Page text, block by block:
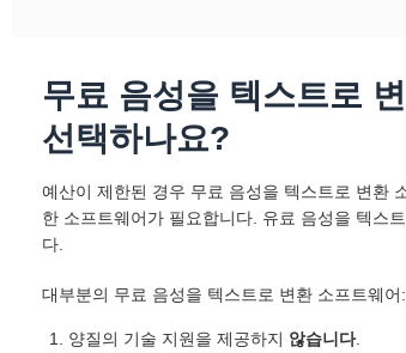
무료 음성을 텍스트로
선택하나요?
예산이 제한된 경우 무료 음성을 텍스트로 변환
한 소프트웨어가 필요합니다. 유료 음성을 텍스
다.
대부분의 무료 음성을 텍스트로 변환 소프트웨어:
양질의 기술 지원을 제공하지 않습니다.